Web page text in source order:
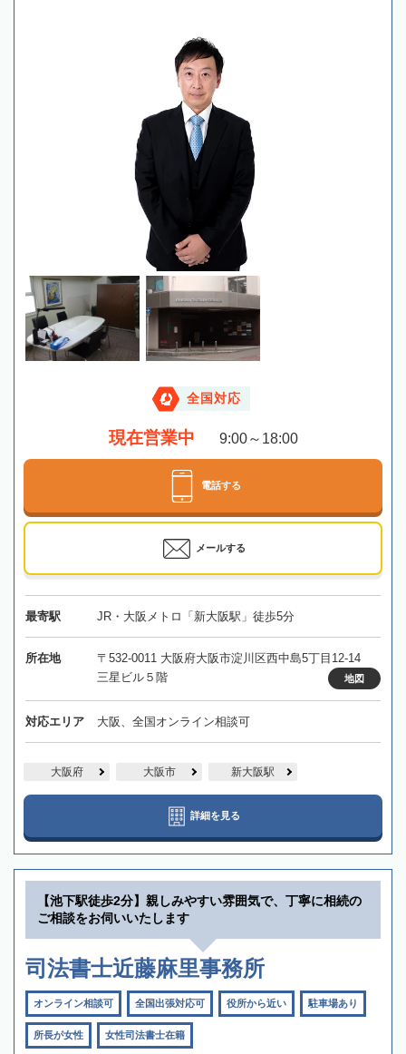
全国対応
現在営業中 9:00～18:00
電話する
メールする
最寄駅 JR・大阪メトロ「新大阪駅」徒歩5分
所在地
〒532-0011 大阪府大阪市淀川区西中島5丁目12-14
三星ビル５階
地図
対応エリア 大阪、全国オンライン相談可
大阪府 大阪市 新大阪駅
詳細を見る
【池下駅徒歩2分】親しみやすい雰囲気で、丁寧に相続の
ご相談をお伺いいたします
司法書士近藤麻里事務所
オンライン相談可 全国出張対応可 役所から近い 駐車場あり
所長が女性 女性司法書士在籍